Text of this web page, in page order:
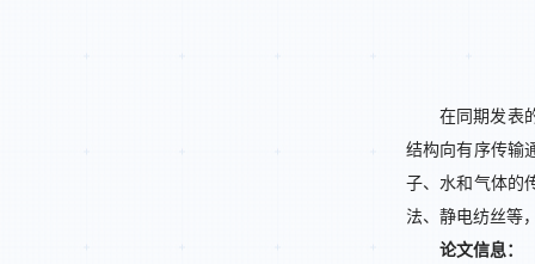
在同期发表
结构向有序传输
子、水和气体的
法、静电纺丝等
论文信息：